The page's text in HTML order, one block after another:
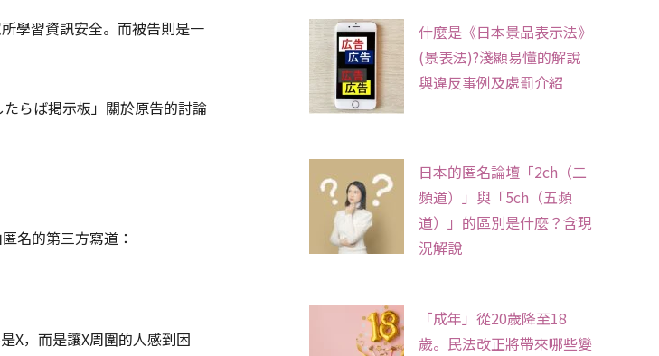
學習資訊安全。而被告則是一
らば掲示板」關於原告的討論
名的第三方寫道：
X，而是讓X周圍的人感到困
什麼是《日本景品表示法》
(景表法)?淺顯易懂的解說
與違反事例及處罰介紹
日本的匿名論壇「2ch（二
頻道）」與「5ch（五頻
道）」的區別是什麼？含現
況解說
「成年」從20歲降至18
歲。民法改正將帶來哪些變